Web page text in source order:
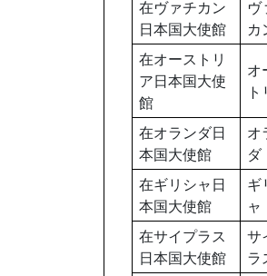
在ヴァチカン
日本国大使館
ヴ
カ
在オーストリ
ア日本国大使
館
オ
在オランダ日
本国大使館
オ
ダ
在ギリシャ日
本国大使館
ギ
ャ
在サイプラス
日本国大使館
サ
ラ